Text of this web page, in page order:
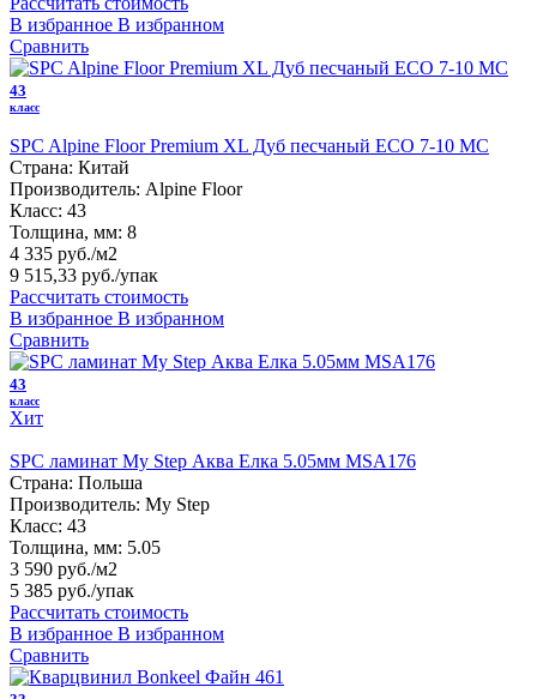
В избранное В избранном
Сравнить
43
класс
SPC Alpine Floor Premium XL Дуб песчаный ECO 7-10 MC
Страна: Китай
Производитель: Alpine Floor
Класс: 43
Толщина, мм: 8
4 335 руб./м2
9 515,33 руб./упак
Рассчитать стоимость
В избранное В избранном
Сравнить
43
класс
Хит
SPC ламинат My Step Аква Елка 5.05мм MSA176
Страна: Польша
Производитель: My Step
Класс: 43
Толщина, мм: 5.05
3 590 руб./м2
5 385 руб./упак
Рассчитать стоимость
В избранное В избранном
Сравнить